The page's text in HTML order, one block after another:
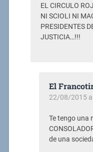
EL CIRCULO
NI SCIOLI NI
PRESIDENTES
JUSTICIA…!!!
El
22/08/2015 a
Te tengo una
de una